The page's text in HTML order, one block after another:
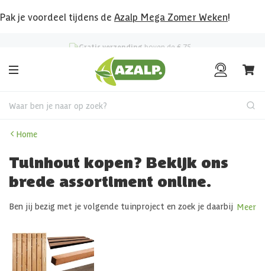
Pak je voordeel tijdens de Azalp Mega Zomer Weken!
Waar ben je naar op zoek?
Home
Tuinhout kopen? Bekijk ons
brede assortiment online.
Ben jij bezig met je volgende tuinproject en zoek je daarbij
schuttingen,vlondersen
van een bouwproject tot het creëren van meer privacy, wij
zijn de houthandel voor jou. Op deze pagina kun je het
Meer